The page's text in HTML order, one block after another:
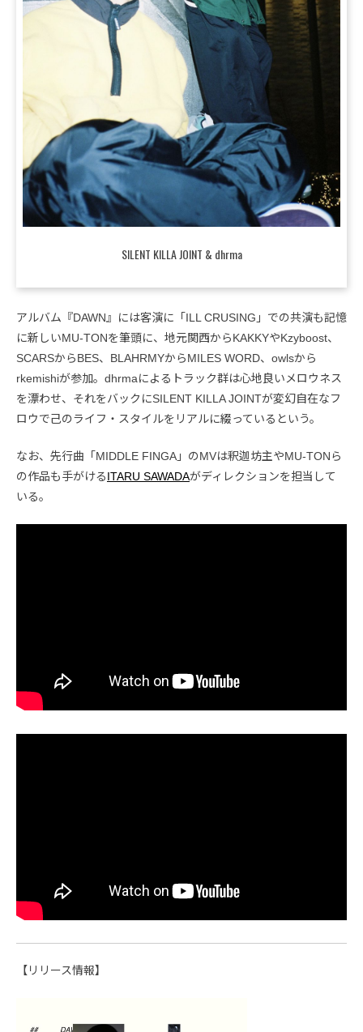
SILENT KILLA JOINT & dhrma
アルバム『DAWN』には客演に「ILL CRUSING」での共演も記憶
に新しいMU-TONを筆頭に、地元関西からKAKKYやKzyboost、
SCARSからBES、BLAHRMYからMILES WORD、owlsから
rkemishiが参加。dhrmaによるトラック群は心地良いメロウネス
を漂わせ、それをバックにSILENT KILLA JOINTが変幻自在なフ
ロウで己のライフ・スタイルをリアルに綴っているという。
なお、先行曲「MIDDLE FINGA」のMVは釈迦坊主やMU-TONら
の作品も手がけるITARU SAWADAがディレクションを担当して
いる。
【リリース情報】